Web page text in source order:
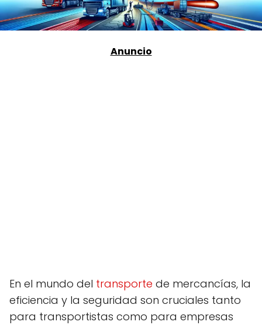
En el mundo del transporte de mercancías, la
eficiencia y la seguridad son cruciales tanto
para transportistas como para empresas